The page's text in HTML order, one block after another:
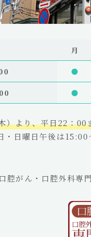
月
●
●
）より、平日22：00
日曜日午後は
腔がん・口腔外科専